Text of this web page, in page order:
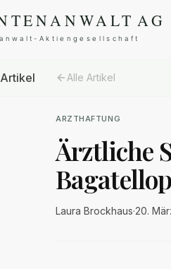
Artikel Alle Artikel
ARZTHAFTUNG
Ärztliche
Laura Brockhaus·20.